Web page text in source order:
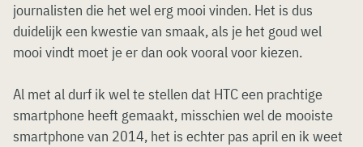
journalisten die het wel erg mooi vinden. Het is dus
duidelijk een kwestie van smaak, als je het goud wel
mooi vindt moet je er dan ook vooral voor kiezen.
Al met al durf ik wel te stellen dat HTC een prachtige
smartphone heeft gemaakt, misschien wel de mooiste
smartphone van 2014, het is echter pas april en ik weet